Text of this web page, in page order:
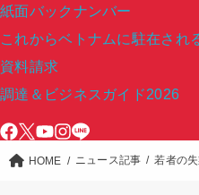
紙面バックナンバー
これからベトナムに駐在され
資料請求
調達＆ビジネスガイド2026
HOME ニュース記事 若者の